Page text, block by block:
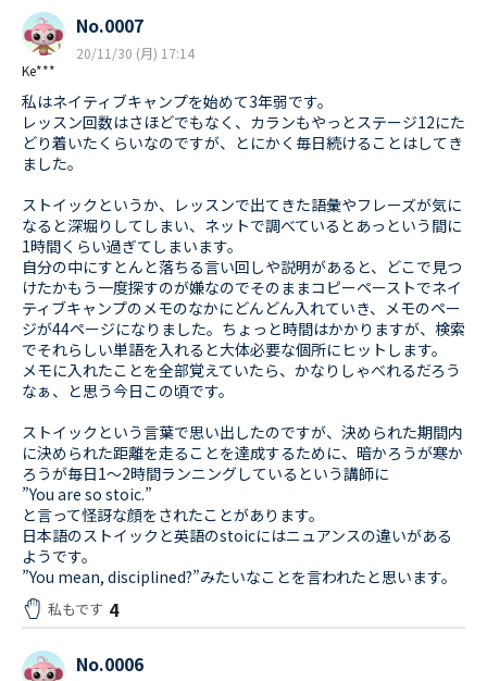
Ke***
No.0007
20/11/30 (月) 17:14
私はネイティブキャンプを始めて3年弱です。
レッスン回数はさほどでもなく、カランもやっとステージ12にた
どり着いたくらいなのですが、とにかく毎日続けることはしてき
ました。
ストイックというか、レッスンで出てきた語彙やフレーズが気に
なると深堀りしてしまい、ネットで調べているとあっという間に
1時間くらい過ぎてしまいます。
自分の中にすとんと落ちる言い回しや説明があると、どこで見つ
けたかもう一度探すのが嫌なのでそのままコピーペーストでネイ
ティブキャンプのメモのなかにどんどん入れていき、メモのペー
ジが44ページになりました。ちょっと時間はかかりますが、検索
でそれらしい単語を入れると大体必要な個所にヒットします。
メモに入れたことを全部覚えていたら、かなりしゃべれるだろう
なぁ、と思う今日この頃です。
ストイックという言葉で思い出したのですが、決められた期間内
に決められた距離を走ることを達成するために、暗かろうが寒か
ろうが毎日1～2時間ランニングしているという講師に
”You are so stoic.”
と言って怪訝な顔をされたことがあります。
日本語のストイックと英語のstoicにはニュアンスの違いがある
ようです。
”You mean, disciplined?”みたいなことを言われたと思います。
私もです 4
No.0006